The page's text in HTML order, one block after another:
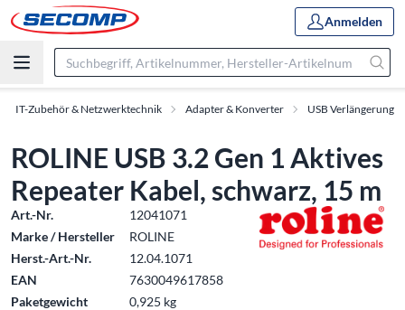
Anmelden
IT-Zubehör & Netzwerktechnik Adapter & Konverter USB Verlängerung
ROLINE USB 3.2 Gen 1 Aktives
Repeater Kabel, schwarz, 15 m
Art.-Nr.
12041071
Marke / Hersteller
ROLINE
Herst.-Art.-Nr.
12.04.1071
EAN
7630049617858
Paketgewicht
0,925 kg